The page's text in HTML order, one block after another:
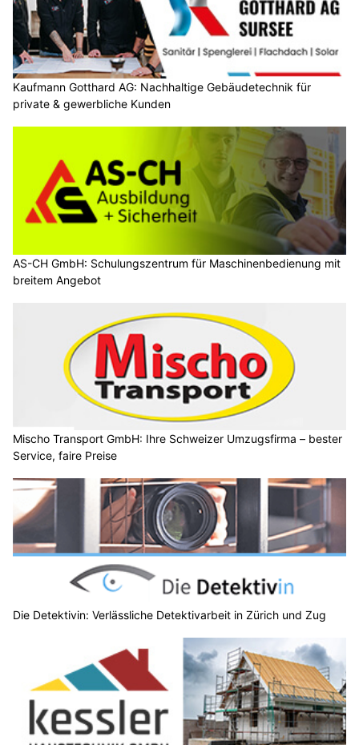
Kaufmann Gotthard AG: Nachhaltige Gebäudetechnik für
private & gewerbliche Kunden
AS-CH GmbH: Schulungszentrum für Maschinenbedienung mit
breitem Angebot
Mischo Transport GmbH: Ihre Schweizer Umzugsfirma – bester
Service, faire Preise
Die Detektivin: Verlässliche Detektivarbeit in Zürich und Zug